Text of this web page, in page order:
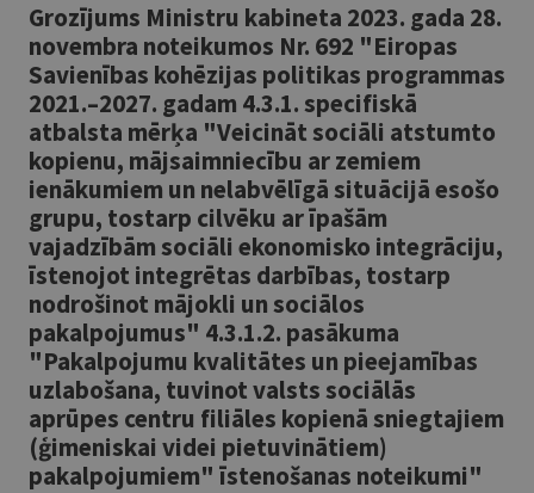
Grozījums Ministru kabineta 2023. gada 28.
novembra noteikumos Nr. 692 "Eiropas
Savienības kohēzijas politikas programmas
2021.–2027. gadam 4.3.1. specifiskā
atbalsta mērķa "Veicināt sociāli atstumto
kopienu, mājsaimniecību ar zemiem
ienākumiem un nelabvēlīgā situācijā esošo
grupu, tostarp cilvēku ar īpašām
vajadzībām sociāli ekonomisko integrāciju,
īstenojot integrētas darbības, tostarp
nodrošinot mājokli un sociālos
pakalpojumus" 4.3.1.2. pasākuma
"Pakalpojumu kvalitātes un pieejamības
uzlabošana, tuvinot valsts sociālās
aprūpes centru filiāles kopienā sniegtajiem
(ģimeniskai videi pietuvinātiem)
pakalpojumiem" īstenošanas noteikumi"